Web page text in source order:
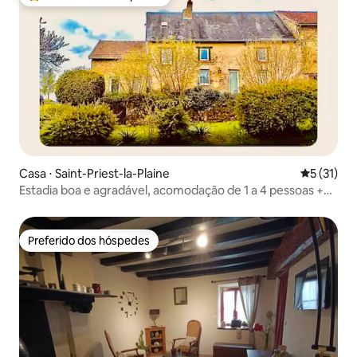
Casa ⋅ Saint-Priest-la-Plaine 5 de uma
5 (31)
Estadia boa e agradável, acomodação de 1 a 4 pessoas +
Preferido dos hóspedes
Preferido dos hóspedes